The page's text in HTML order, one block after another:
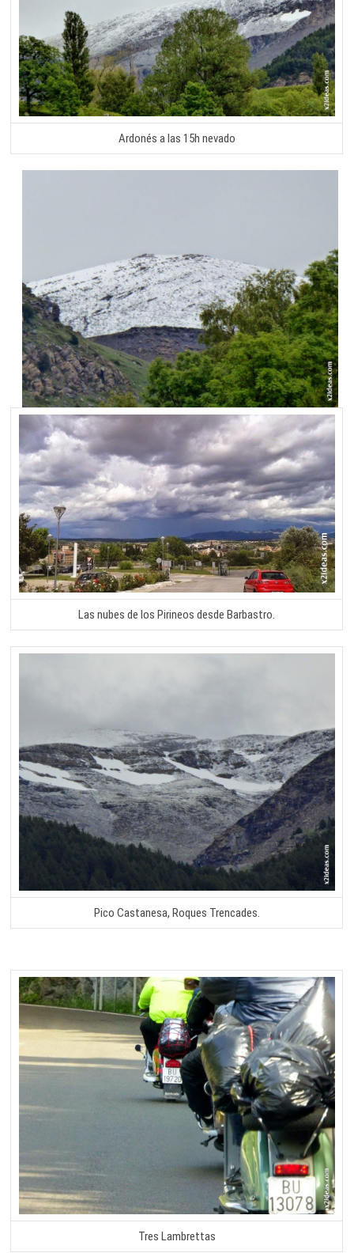
Ardonés a las 15h nevado
Las nubes de los Pirineos desde Barbastro.
Pico Castanesa, Roques Trencades.
Tres Lambrettas